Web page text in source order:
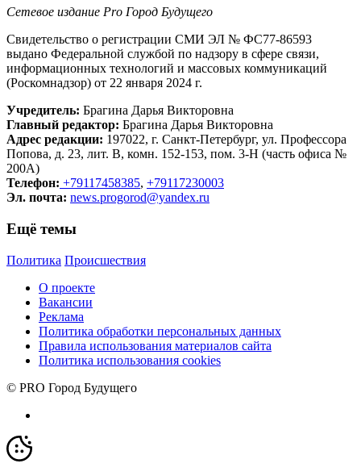
Сетевое издание Рrо Город Будущего
Свидетельство о регистрации СМИ ЭЛ № ФС77-86593
выдано Федеральной службой по надзору в сфере связи,
информационных технологий и массовых коммуникаций
(Роскомнадзор) от 22 января 2024 г.
Учредитель: Брагина Дарья Викторовна
Главный редактор: Брагина Дарья Викторовна
Адрес редакции: 197022, г. Санкт-Петербург, ул. Профессора
Попова, д. 23, лит. В, комн. 152-153, пом. 3-Н (часть офиса №
200А)
Телефон: +79117458385, +79117230003
Эл. почта: news.progorod@yandex.ru
Ещё темы
Политика Происшествия
О проекте
Вакансии
Реклама
Политика обработки персональных данных
Правила использования материалов сайта
Политика использования cookies
© PRO Город Будущего